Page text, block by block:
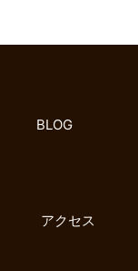
BLOG
アクセス